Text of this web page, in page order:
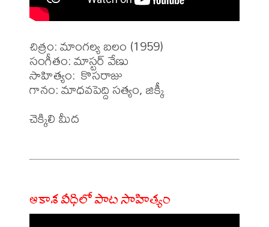
చిత్రం: మాంగల్య బలం (1959)
సంగీతం: మాస్టర్ వేణు
సాహిత్యం:  కొసరాజు
గానం: మాధవపెద్ది సత్యం, జిక్కీ
చెక్కిలి మీద
ఆకాశ వీధిలో పాట సాహిత్యం